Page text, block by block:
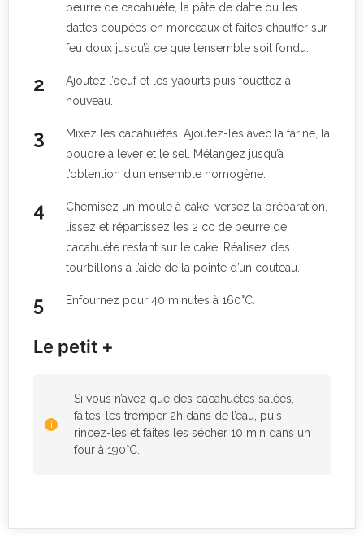
beurre de cacahuète, la pâte de datte ou les
dattes coupées en morceaux et faites chauffer sur
feu doux jusqu’à ce que l’ensemble soit fondu.
Ajoutez l’oeuf et les yaourts puis fouettez à
nouveau.
Mixez les cacahuètes. Ajoutez-les avec la farine, la
poudre à lever et le sel. Mélangez jusqu’à
l’obtention d’un ensemble homogène.
Chemisez un moule à cake, versez la préparation,
lissez et répartissez les 2 cc de beurre de
cacahuète restant sur le cake. Réalisez des
tourbillons à l’aide de la pointe d’un couteau.
Enfournez pour 40 minutes à 160°C.
Le petit +
Si vous n’avez que des cacahuètes salées,
faites-les tremper 2h dans de l’eau, puis
rincez-les et faites les sécher 10 min dans un
four à 190°C.